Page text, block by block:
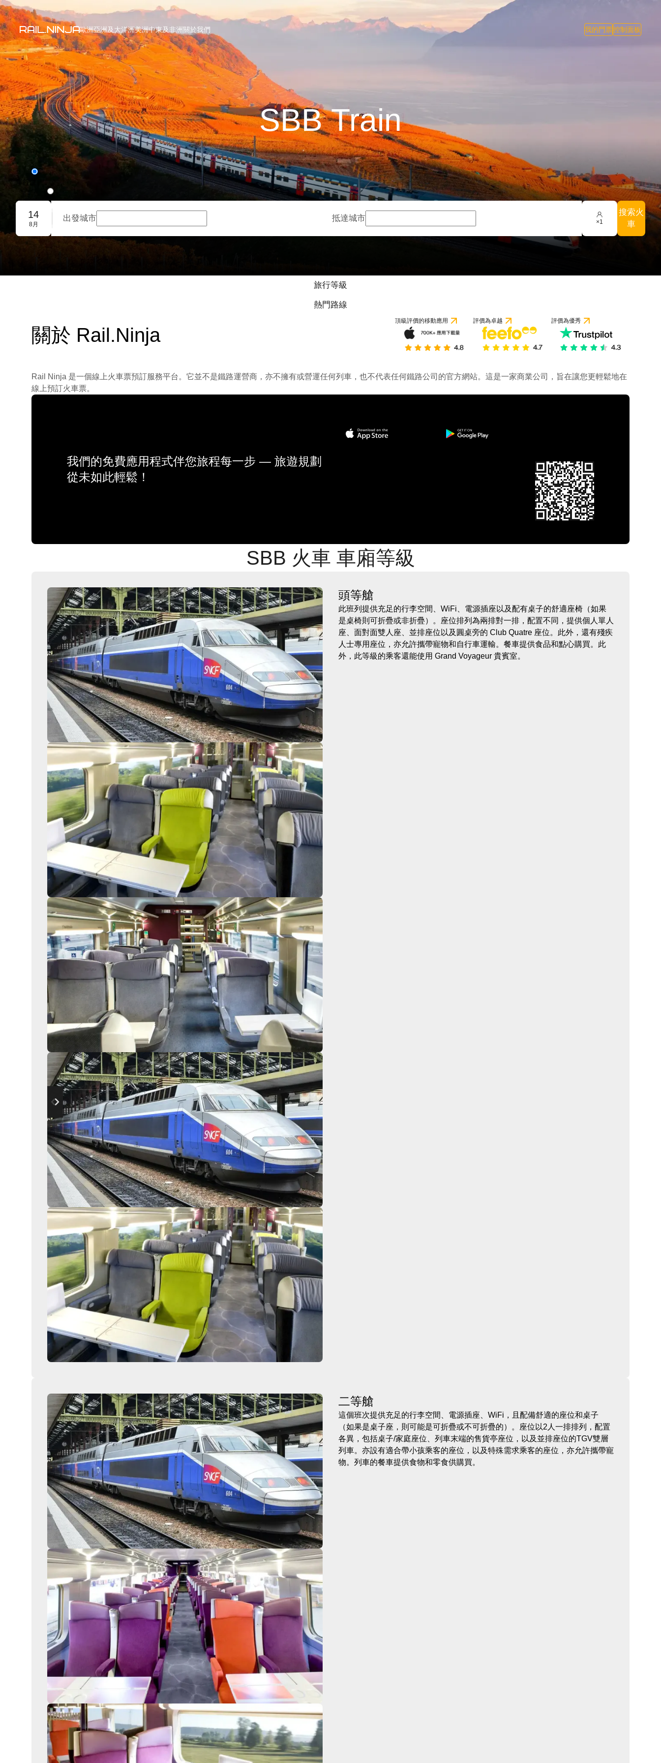
歐洲亞洲及大洋洲美洲中東及非洲 關於我們 我的門票控制面板
SBB Train
單行道
往返旅程
團體預訂
14
8月
出發城市 抵達城市 ×1
搜索火
車
旅行等級
熱門路線
關於 Rail.Ninja
頂級評價的移動應用 評價為卓越 評價為優秀
Rail Ninja 是一個線上火車票預訂服務平台。它並不是鐵路運營商，亦不擁有或營運任何列車，也不代表任何鐵路公司的官方網站。這是一家商業公司，旨在讓您更輕鬆地在
線上預訂火車票。
我們的免費應用程式伴您旅程每一步 — 旅遊規劃
從未如此輕鬆！
SBB 火車 車廂等級
頭等艙
此班列提供充足的行李空間、WiFi、電源插座以及配有桌子的舒適座椅（如果
是桌椅則可折疊或非折疊）。座位排列為兩排對一排，配置不同，提供個人單人
座、面對面雙人座、並排座位以及圓桌旁的 Club Quatre 座位。此外，還有殘疾
人士專用座位，亦允許攜帶寵物和自行車運輸。餐車提供食品和點心購買。此
外，此等級的乘客還能使用 Grand Voyageur 貴賓室。
二等艙
這個班次提供充足的行李空間、電源插座、WiFi，且配備舒適的座位和桌子
（如果是桌子座，則可能是可折疊或不可折疊的）。座位以2人一排排列，配置
各異，包括桌子/家庭座位、列車末端的售貨亭座位，以及並排座位的TGV雙層
列車。亦設有適合帶小孩乘客的座位，以及特殊需求乘客的座位，亦允許攜帶寵
物。列車的餐車提供食物和零食供購買。